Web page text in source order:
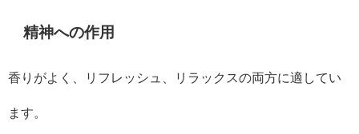
精神への作用
香りがよく、リフレッシュ、リラックスの両方に適してい
ます。